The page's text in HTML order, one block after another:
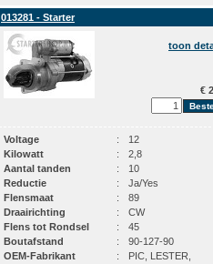
013281 - Starter
toon
€
Voltage :
12
Kilowatt
:
2,8
Aantal tanden
:
10
Reductie
:
Ja/Yes
Flensmaat
:
89
Draairichting
:
CW
Flens tot Rondsel
:
45
Boutafstand
:
90-127-90
OEM-Fabrikant
:
PIC, LESTER,